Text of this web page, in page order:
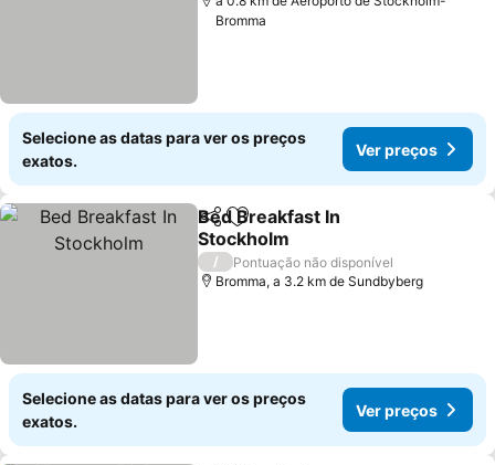
Bromma
Selecione as datas para ver os preços
exatos.
Ver preços
PartilharAdicionar aos favoritos
Bed Breakfast In
Stockholm
Ver preços
/
Pontuação não disponível
Bromma, a 3.2 km de Sundbyberg
Selecione as datas para ver os preços
exatos.
Ver preços